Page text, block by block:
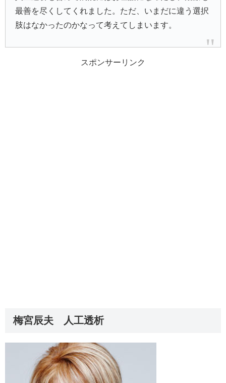
最善を尽くしてくれました。ただ、いまだに違う選択
肢はなかったのかなって考えてしまいます。
スポンサーリンク
梅宮辰夫 人工透析